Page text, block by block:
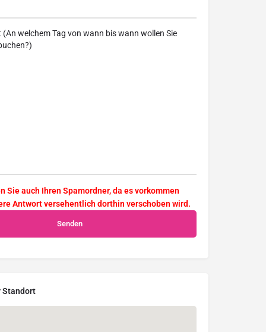
welchem Tag von wann bis wann wollen Sie
Sie auch Ihren Spamordner, da es vorkommen
Antwort versehentlich dorthin verschoben wird.
Standort